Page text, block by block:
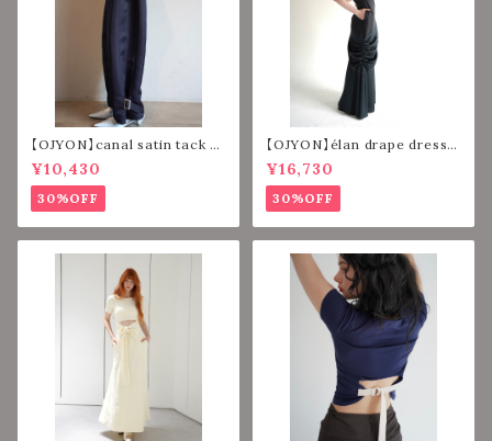
【OJYON】canal satin tack p
ants 【NAVY】
¥10,430
30%OFF
【OJYON】élan drape dress
【CHACOAL】
¥16,730
30%OFF